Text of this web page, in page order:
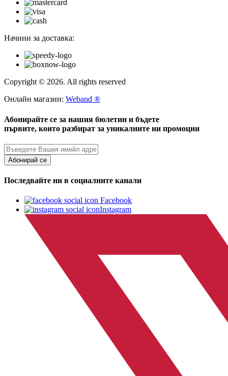
Начини за доставка:
Copyright © 2026. All rights reserved
Онлайн магазин: Weband ®
Абонирайте се за нашия бюлетин и бъдете
първите, които разбират за уникалните ни промоции
Абонирай се
Последвайте ни в социалните канали
Facebook
Instagram